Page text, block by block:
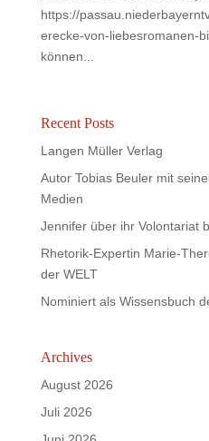
https://
erecke-von-liebesromanen-
können...
Recent Posts
Langen Müller Verlag
Autor Tobias Beuler mit
Medien
Jennifer über ihr Volontariat
Rhetorik-Expertin Marie-
der WELT
Nominiert als Wissensbuch
Archives
August 2026
Juli 2026